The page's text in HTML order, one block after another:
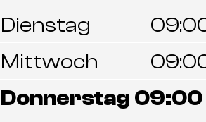
Dienstag
Mittwoch
Donnerstag 09:00